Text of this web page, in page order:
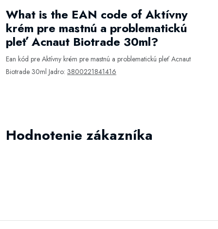
What is the EAN code of Aktívny
krém pre mastnú a problematickú
pleť Acnaut Biotrade 30ml?
Ean kód pre Aktívny krém pre mastnú a problematickú pleť Acnaut
Biotrade 30ml Jadro: 3800221841416
Hodnotenie zákazníka